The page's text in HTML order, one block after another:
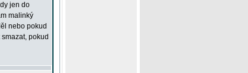
jen do
malinký
nebo pokud
pokud